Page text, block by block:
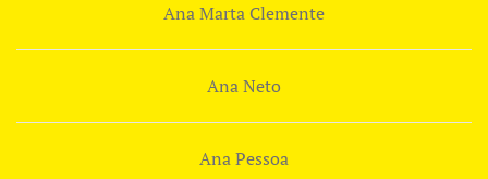
Ana Marta Clemente
Ana Neto
Ana Pessoa